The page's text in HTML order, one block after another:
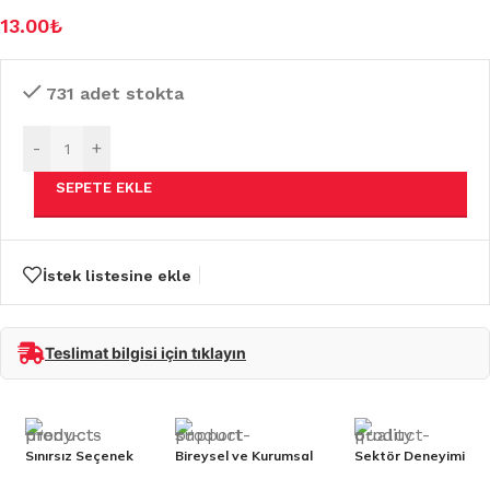
13.00₺
731 adet stokta
- +
SEPETE EKLE
İstek listesine ekle
Teslimat bilgisi için tıklayın
Sınırsız Seçenek Bireysel ve Kurumsal Sektör Deneyimi